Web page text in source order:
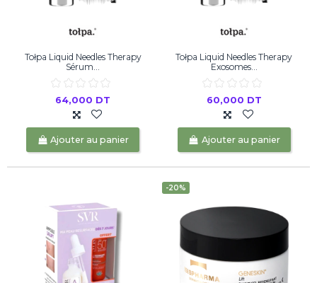
Tołpa Liquid Needles Therapy
Sérum...
64,000 DT
Ajouter au panier
Tołpa Liquid Needles Therapy
Exosomes...
60,000 DT
Ajouter au panier
-20%